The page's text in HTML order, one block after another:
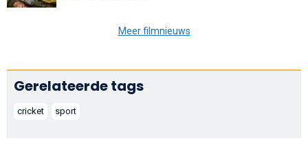
Meer filmnieuws
Gerelateerde tags
cricket sport